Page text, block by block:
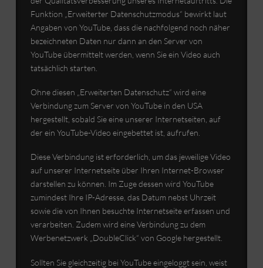
Funktion „Erweiterter Datenschutzmodus“ bewirkt laut
Angaben von YouTube, dass die nachfolgend noch näher
bezeichneten Daten nur dann an den Server von
YouTube übermittelt werden, wenn Sie ein Video auch
tatsächlich starten.
Ohne diesen „Erweiterten Datenschutz“ wird eine
Verbindung zum Server von YouTube in den USA
hergestellt, sobald Sie eine unserer Internetseiten, auf
der ein YouTube-Video eingebettet ist, aufrufen.
Diese Verbindung ist erforderlich, um das jeweilige Video
auf unserer Internetseite über Ihren Internet-Browser
darstellen zu können. Im Zuge dessen wird YouTube
zumindest Ihre IP-Adresse, das Datum nebst Uhrzeit
sowie die von Ihnen besuchte Internetseite erfassen und
verarbeiten. Zudem wird eine Verbindung zu dem
Werbenetzwerk „DoubleClick“ von Google hergestellt.
Sollten Sie gleichzeitig bei YouTube eingeloggt sein, weist